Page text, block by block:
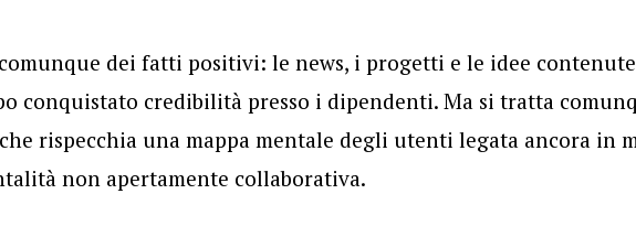
dei fatti positivi: le news, i progetti e le idee
conquistato credibilità presso i dipendenti. Ma si tratta
rispecchia una mappa mentale degli utenti legata ancora in
non apertamente collaborativa.